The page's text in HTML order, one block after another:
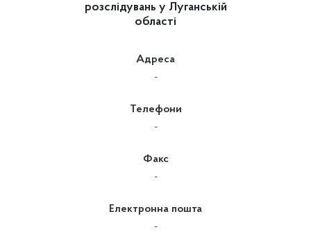
розслідувань у Луганській
області
Адреса
-
Телефони
-
Факс
-
Електронна пошта
-